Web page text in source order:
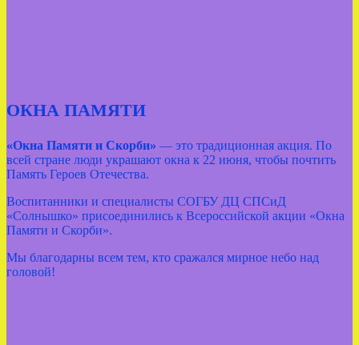
ОКНА ПАМЯТИ
«Окна Памяти и Скорби» — это традиционная акция. По
всей стране люди украшают окна к 22 июня, чтобы почтить
Память Героев Отечества.
Воспитанники и специалисты СОГБУ ДЦ СПСиД
«Солнышко» присоединились к Всероссийской акции «Окна
Памяти и Скорби».
Мы благодарны всем тем, кто сражался мирное небо над
головой!